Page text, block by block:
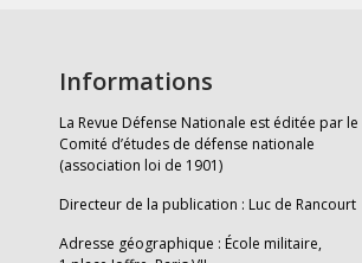
Informations
La Revue Défense Nationale est éditée par le
Comité d’études de défense nationale
(association loi de 1901)
Directeur de la publication : Luc de Rancourt
Adresse géographique : École militaire,